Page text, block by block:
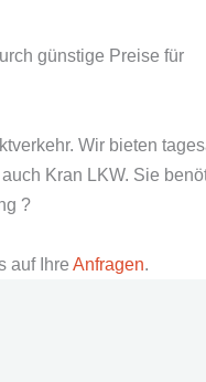
günstige Preise für
Wir bieten
Kran LKW. Sie
?
auf Ihre Anfragen.